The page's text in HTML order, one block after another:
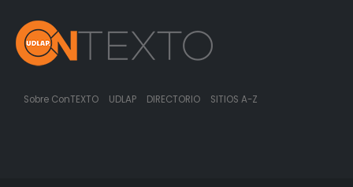
Sobre ConTEXTO UDLAP DIRECTORIO SITIOS A-Z